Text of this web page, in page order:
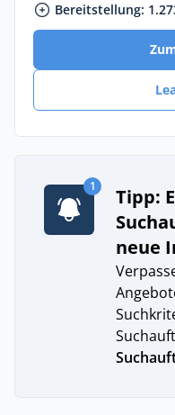
Bereitstellung:
1
Tipp:
neue